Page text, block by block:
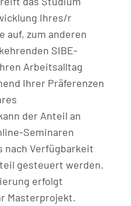
Ihres/r
auf, zum anderen
SIBE-
Arbeitsalltag
Ihrer Präferenzen
der Anteil an
Seminaren
nach Verfügbarkeit
gesteuert werden.
erfolgt
Masterprojekt.